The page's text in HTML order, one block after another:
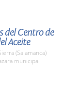
del Centro de
Aceite
(Salamanca)
municipal